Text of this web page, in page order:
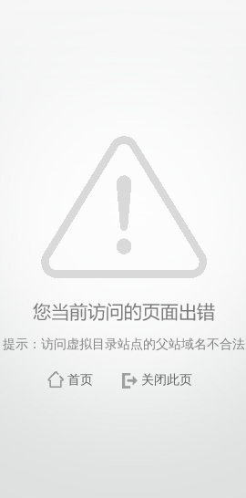
提示：访问虚拟目录站点的父站域名不合法
首页 关闭此页